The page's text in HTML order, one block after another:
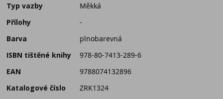
Typ vazby
Měkká
Přílohy
-
Barva
plnobarevná
ISBN tištěné knihy
978-80-7413-289-6
EAN
9788074132896
Katalogové číslo
ZRK1324